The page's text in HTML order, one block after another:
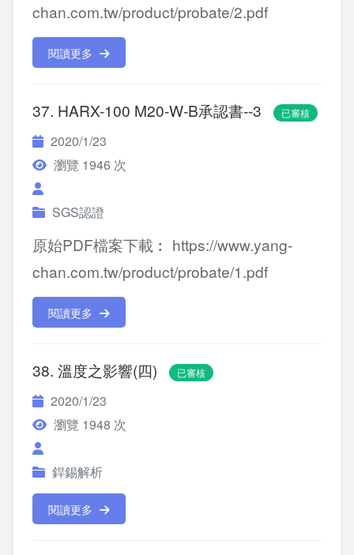
chan.com.tw/product/probate/2.pdf
閱讀更多
37. HARX-100 M20-W-B承認書--3 已審核
2020/1/23
瀏覽 1946 次
SGS認證
原始PDF檔案下載︰ https://www.yang-
chan.com.tw/product/probate/1.pdf
閱讀更多
38. 溫度之影響(四) 已審核
2020/1/23
瀏覽 1948 次
銲錫解析
閱讀更多